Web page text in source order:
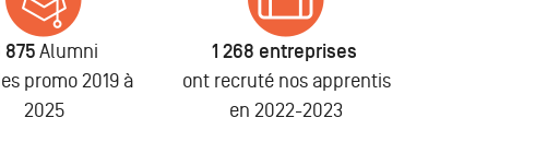
875Alumni
promo 2019 à
2025
1 268 entreprises
ont recruté nos apprentis
en 2022-2023